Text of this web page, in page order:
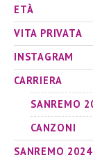
ETÀ
VITA PRIVATA
INSTAGRAM
CARRIERA
SANREMO
CANZONI
SANREMO 2024